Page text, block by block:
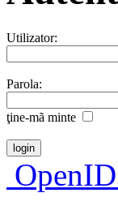
Utilizator:
Parola:
ţine-mã minte